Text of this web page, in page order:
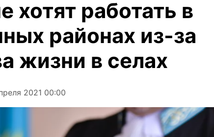
хотят работать в
районах из-за
жизни в селах
2021 00:00